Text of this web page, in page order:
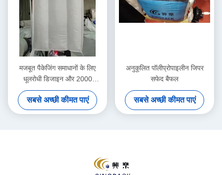
मजबूत पैकेजिंग समाधानों के लिए
धूलरोधी डिजाइन और 2000
किलोग्राम तक की भार क्षमता के साथ
4 कोने लूप बैफल बैग
सबसे अच्छी कीमत पाएं
अनुकूलित पॉलीप्रोपाइलीन जिपर
सफेद बैफल
सबसे अच्छी कीमत पाएं